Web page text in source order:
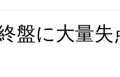
盤に大量失